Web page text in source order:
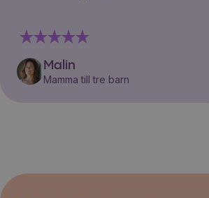
Malin
Mamma till tre barn